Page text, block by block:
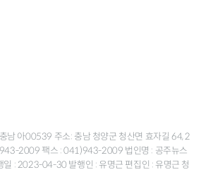
남 아00539 주소: 충남 청양군 청산면 효자길 64, 2
2009 팩스 : 041)943-2009 법인명 : 공주뉴스
: 2023-04-30 발행인 : 유명근 편집인 : 유명근 청